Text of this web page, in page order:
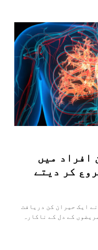
افراد میں
کر دیتے
ایک حیران کن دریافت
کے دل کے ناکارہ